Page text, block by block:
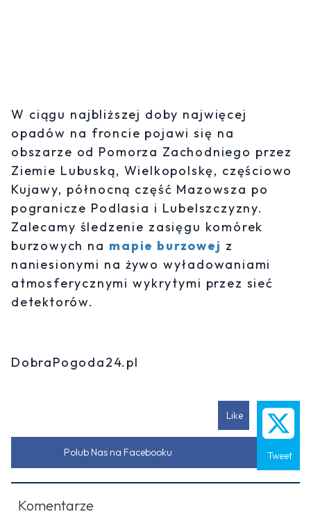
W ciągu najbliższej doby najwięcej
opadów na froncie pojawi się na
obszarze od Pomorza Zachodniego przez
Ziemie Lubuską, Wielkopolskę, częściowo
Kujawy, północną część Mazowsza po
pogranicze Podlasia i Lubelszczyzny.
Zalecamy śledzenie zasięgu komórek
burzowych na mapie burzowej z
naniesionymi na żywo wyładowaniami
atmosferycznymi wykrytymi przez sieć
detektorów.
DobraPogoda24.pl
Like
Tweet
Polub Nas na Facebooku
Komentarze